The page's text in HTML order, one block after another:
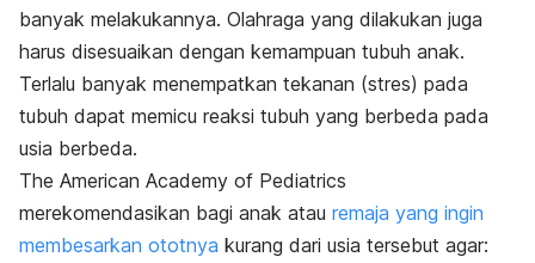
banyak melakukannya. Olahraga yang dilakukan juga
harus disesuaikan dengan kemampuan tubuh anak.
Terlalu banyak menempatkan tekanan (stres) pada
tubuh dapat memicu reaksi tubuh yang berbeda pada
usia berbeda.
The American Academy of Pediatrics
merekomendasikan bagi anak atau remaja yang ingin
membesarkan ototnya kurang dari usia tersebut agar: